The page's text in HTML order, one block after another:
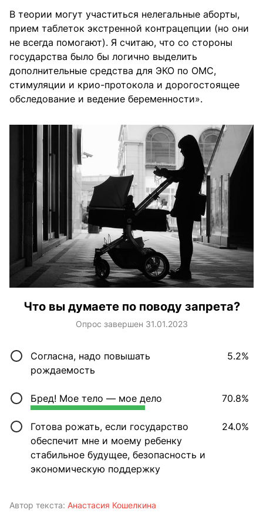
В теории могут участиться нелегальные аборты,
прием таблеток экстренной контрацепции (но они
не всегда помогают). Я считаю, что со стороны
государства было бы логично выделить
дополнительные средства для ЭКО по ОМС,
стимуляции и крио-протокола и дорогостоящее
обследование и ведение беременности».
Что вы думаете по поводу запрета?
Опрос завершен 31.01.2023
5.2%
Согласна, надо повышать
рождаемость
70.8%
Бред! Мое тело — мое дело
24.0%
Готова рожать, если государство
обеспечит мне и моему ребенку
стабильное будущее, безопасность и
экономическую поддержку
Автор текста: Анастасия Кошелкина